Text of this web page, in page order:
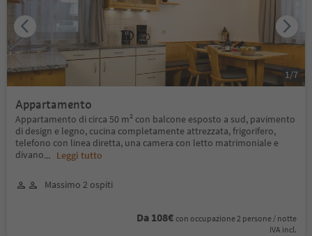
Appartamento
Appartamento di circa 50 m² con balcone esposto a sud, pavimento
di design e legno, cucina completamente attrezzata, frigorifero,
telefono con linea diretta, una camera con letto matrimoniale e
divano... Leggi tutto
Massimo 2 ospiti
Da 108€ con occupazione 2 persone / notte
IVA incl.
1/7